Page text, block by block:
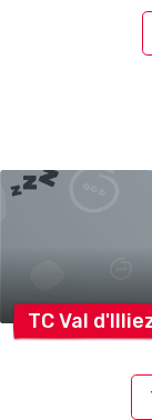
TC Val